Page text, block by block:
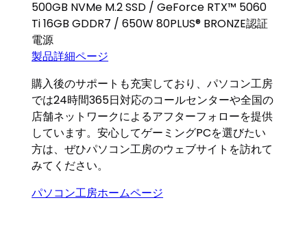
500GB NVMe M.2 SSD / GeForce RTX™ 5060
Ti 16GB GDDR7 / 650W 80PLUS® BRONZE認証
電源
製品詳細ページ
購入後のサポートも充実しており、パソコン工房
では24時間365日対応のコールセンターや全国の
店舗ネットワークによるアフターフォローを提供
しています。安心してゲーミングPCを選びたい
方は、ぜひパソコン工房のウェブサイトを訪れて
みてください。
パソコン工房ホームページ